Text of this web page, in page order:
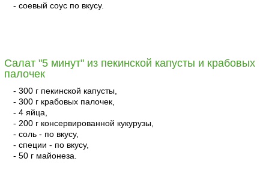
- соевый соус по вкусу.
Салат "5 минут" из пекинской капусты и крабовых
палочек
- 300 г пекинской капусты,
- 300 г крабовых палочек,
- 4 яйца,
- 200 г консервированной кукурузы,
- соль - по вкусу,
- специи - по вкусу,
- 50 г майонеза.